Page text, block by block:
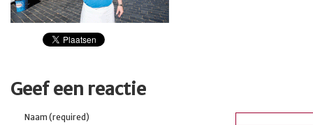
Geef een reactie
Naam (required)